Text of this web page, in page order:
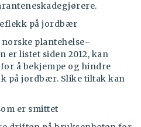
på jordbær
plantehelse-
er listet siden 2012, kan
å bekjempe og hindre
på jordbær. Slike tiltak kan
er smittet